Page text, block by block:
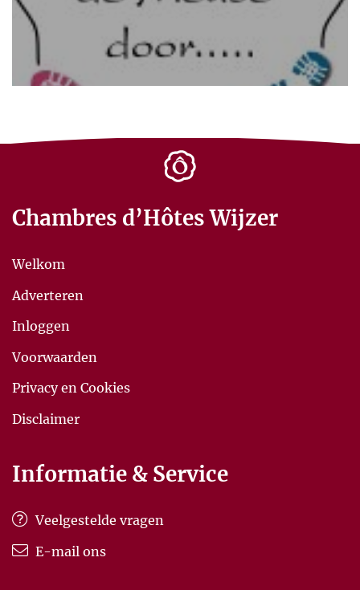
Chambres d’Hôtes Wijzer
Welkom
Adverteren
Inloggen
Voorwaarden
Privacy en Cookies
Disclaimer
Informatie & Service
Veelgestelde vragen
E-mail ons